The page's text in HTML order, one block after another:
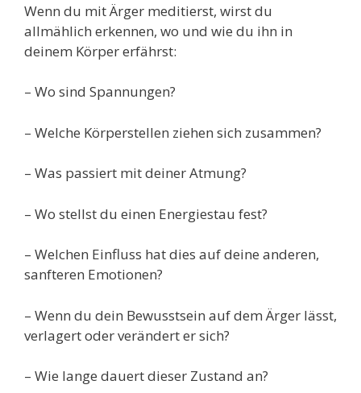
Wenn du mit Ärger meditierst, wirst du
allmählich erkennen, wo und wie du ihn in
deinem Körper erfährst:
– Wo sind Spannungen?
– Welche Körperstellen ziehen sich zusammen?
– Was passiert mit deiner Atmung?
– Wo stellst du einen Energiestau fest?
– Welchen Einfluss hat dies auf deine anderen,
sanfteren Emotionen?
– Wenn du dein Bewusstsein auf dem Ärger lässt,
verlagert oder verändert er sich?
– Wie lange dauert dieser Zustand an?